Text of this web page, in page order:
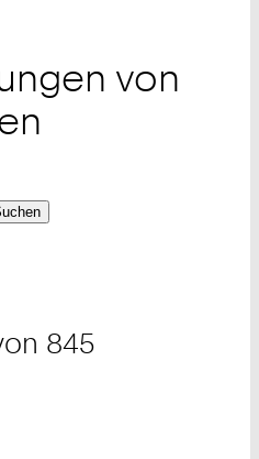
von
845